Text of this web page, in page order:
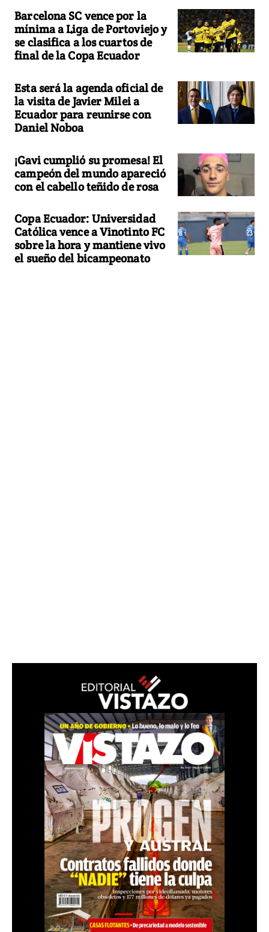
Barcelona SC vence por la
mínima a Liga de Portoviejo y
se clasifica a los cuartos de
final de la Copa Ecuador
Esta será la agenda oficial de
la visita de Javier Milei a
Ecuador para reunirse con
Daniel Noboa
¡Gavi cumplió su promesa! El
campeón del mundo apareció
con el cabello teñido de rosa
Copa Ecuador: Universidad
Católica vence a Vinotinto FC
sobre la hora y mantiene vivo
el sueño del bicampeonato